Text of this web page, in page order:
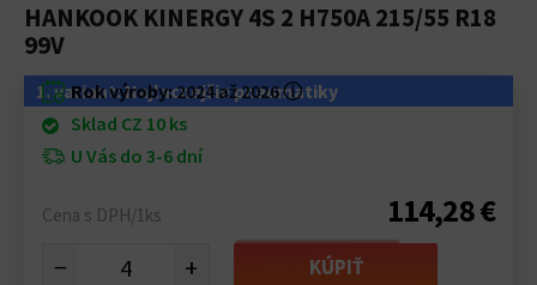
HANKOOK KINERGY 4S 2 H750A 215/55 R18
99V
1. variant: Najlacnejšie pneumatiky
Rok výroby:2024 až 2026ⓘ
Sklad CZ 10 ks
U Vás do 3-6 dní
Cena s DPH/1ks 114,28 €
− + KÚPIŤ